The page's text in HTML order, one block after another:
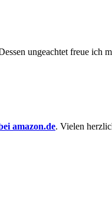
un­ge­achtet freue
amazon.de. Vielen